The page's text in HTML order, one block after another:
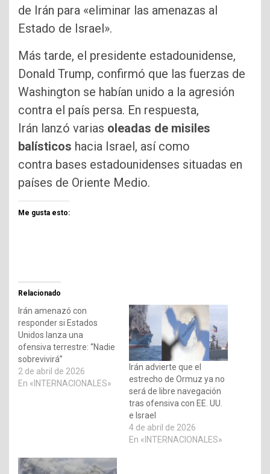
de Irán para «eliminar las amenazas al
Estado de Israel».
Más tarde, el presidente estadounidense,
Donald Trump, confirmó que las fuerzas de
Washington se habían unido a la agresión
contra el país persa. En respuesta,
Irán lanzó varias oleadas de misiles
balísticos hacia Israel, así como
contra bases estadounidenses situadas en
países de Oriente Medio.
Me gusta esto:
Relacionado
Irán amenazó con
responder si Estados
Unidos lanza una
ofensiva terrestre: “Nadie
sobrevivirá”
2 de abril de 2026
En «INTERNACIONALES»
Irán advierte que el
estrecho de Ormuz ya no
será de libre navegación
tras ofensiva con EE. UU.
e Israel
4 de abril de 2026
En «INTERNACIONALES»